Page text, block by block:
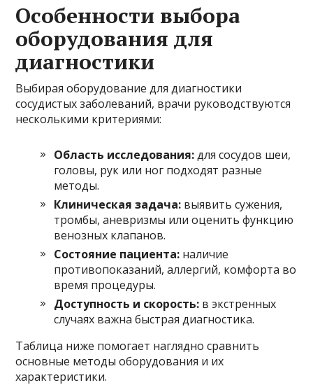
Особенности выбора
оборудования для
диагностики
Выбирая оборудование для диагностики
сосудистых заболеваний, врачи руководствуются
несколькими критериями:
Область исследования:для сосудов шеи,
головы, рук или ног подходят разные
методы.
Клиническая задача: выявить сужения,
тромбы, аневризмы или оценить функцию
венозных клапанов.
Состояние пациента: наличие
противопоказаний, аллергий, комфорта во
время процедуры.
Доступность и скорость: в экстренных
случаях важна быстрая диагностика.
Таблица ниже помогает наглядно сравнить
основные методы оборудования и их
характеристики.